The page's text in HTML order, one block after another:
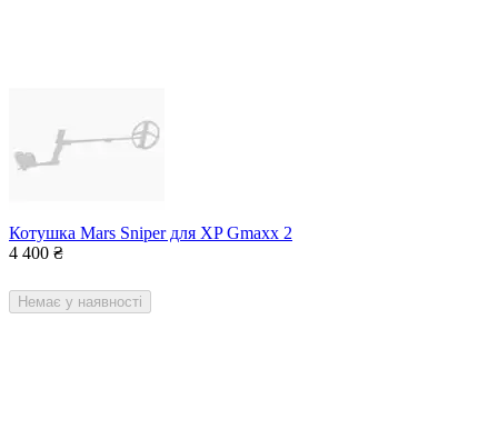
Котушка Mars Sniper для XP Gmaxx 2
4 400 ₴
Немає у наявності